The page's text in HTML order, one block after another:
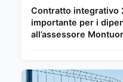
Contratto integrativo
importante per i
all’assessore